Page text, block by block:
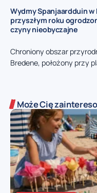
Wydmy Spanjaardduin
przyszłym roku
czyny nieobyczajne
Chroniony obszar
Bredene, położony przy
Może Cię